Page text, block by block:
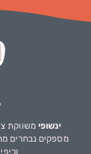
ינשופי משווקת
מספקים נבחרים